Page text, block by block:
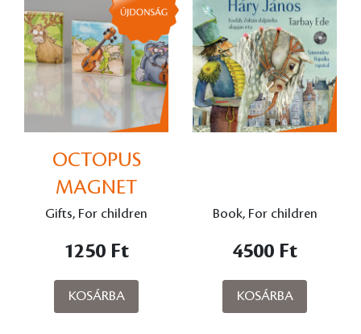
OCTOPUS
MAGNET
Gifts, For children
1250 Ft
KOSÁRBA
Book, For children
4500 Ft
KOSÁRBA